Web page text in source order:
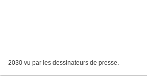
2030 vu par les dessinateurs de presse.